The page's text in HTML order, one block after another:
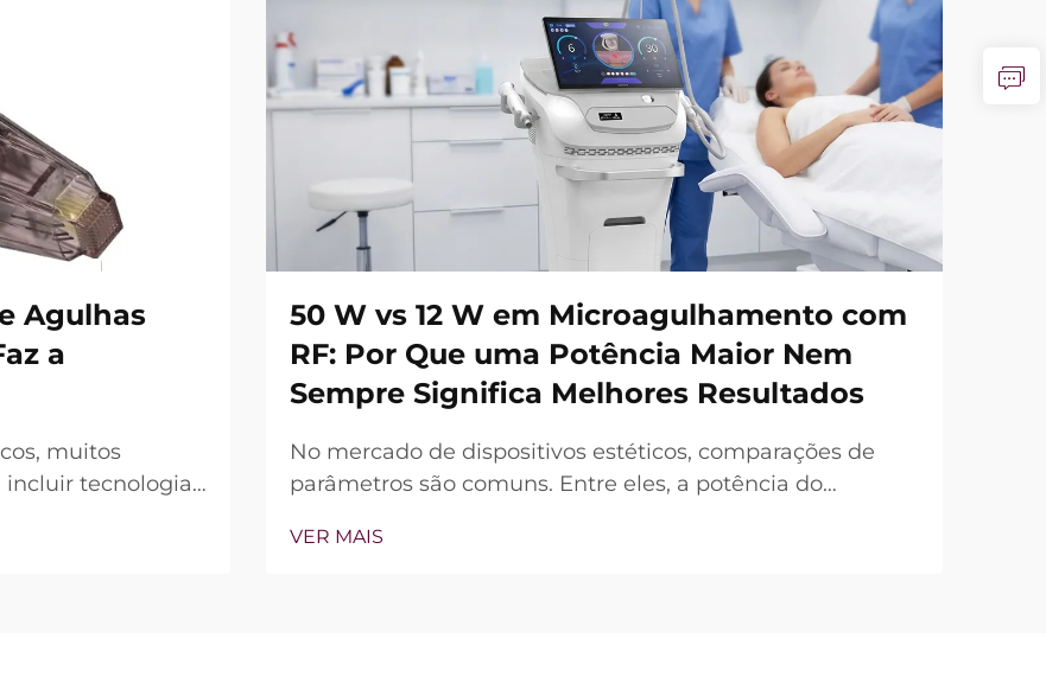
Agulhas
a
muitos
tecnologia
existem,
50 W vs 12 W em Microagulhamento com
RF: Por Que uma Potência Maior Nem
Sempre Significa Melhores Resultados
No mercado de dispositivos estéticos, comparações de
parâmetros são comuns. Entre eles, a potência do
principal diferencial de venda. No entanto, sob uma
VER MAIS